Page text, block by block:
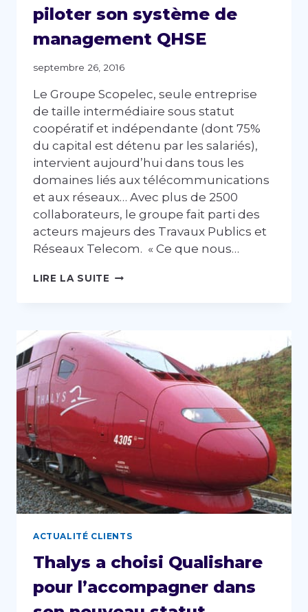
piloter son système de
management QHSE
septembre 26, 2016
Le Groupe Scopelec, seule entreprise
de taille intermédiaire sous statut
coopératif et indépendante (dont 75%
du capital est détenu par les salariés),
intervient aujourd’hui dans tous les
domaines liés aux télécommunications
et aux réseaux… Avec plus de 2500
collaborateurs, le groupe fait parti des
acteurs majeurs des Travaux Publics et
Réseaux Telecom. « Ce que nous…
LIRE LA SUITE LE
CHOISI
QUALISHARE
POUR
PILOTER
SYSTÈME
DE
MANAGEMENT
QHSE
ACTUALITÉ CLIENTS
Thalys a choisi Qualishare
pour l’accompagner dans